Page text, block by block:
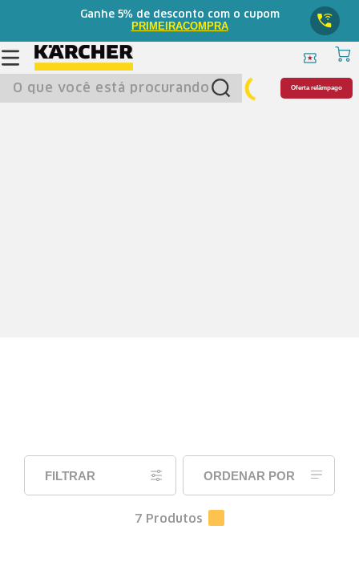
Ganhe 5%de desconto com o cupom
PRIMEIRACOMPRA
O que você está procurando?
Oferta relâmpago
FILTRAR ORDENAR POR
7 Produtos